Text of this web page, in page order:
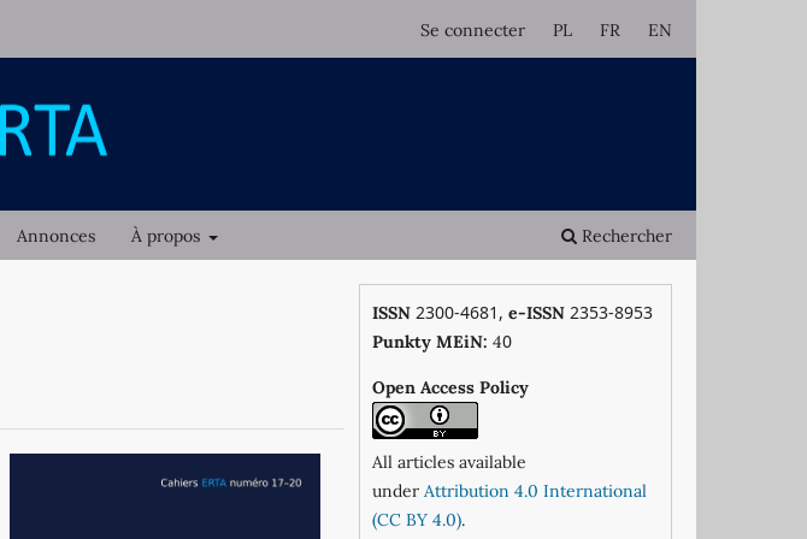
Annonces À propos Rechercher
Se connecter PL FR EN
ISSN 2300-4681, e-ISSN 2353-8953
Punkty MEiN: 40
Open Access Policy
All articles available
under Attribution 4.0 International
(CC BY 4.0).